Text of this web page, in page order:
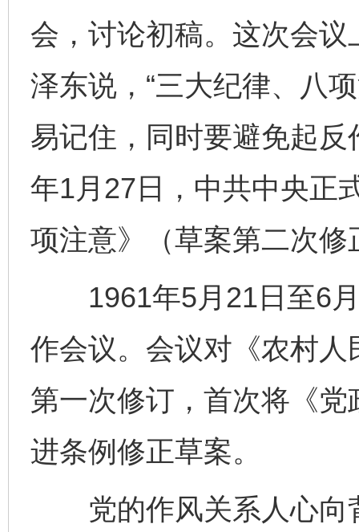
会，讨论初稿。这次会
泽东说，“三大纪律、八
易记住，同时要避免起
年1月27日，中共中央正
项注意》（草案第二次修
1961年5月21日至6月
作会议。会议对《农村
第一次修订，首次将《
进条例修正草案。
党的作风关系人心向